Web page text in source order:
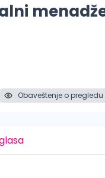
Obaveštenje o